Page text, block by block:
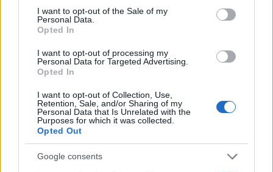
consent section.
I want to opt-out of the Sale of my
Personal Data.
Opted In
I want to opt-out of processing my
Personal Data for Targeted Advertising.
Opted In
I want to opt-out of Collection, Use,
Retention, Sale, and/or Sharing of my
Personal Data that Is Unrelated with the
Purposes for which it was collected.
Opted Out
Google consents
Condividi l'articolo
F
a
ce
b
o
o
k
w
it
te
r
n
re
st
h
s
A
p
h
re
Prossimo articolo
NOTIZIE RECENTI